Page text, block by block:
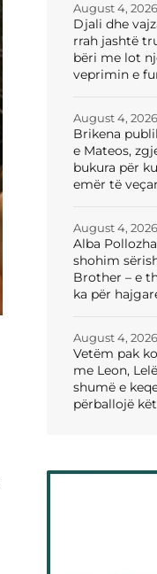
Djali dhe
rrah jashtë
bëri me lot
veprimin e
August 4, 2026
Brikena
e Mateos,
bukura për
emër të
August 4, 2026
Alba
shohim
Brother – e
ka për
August 4, 2026
Vetëm pak
me Leon,
shumë e
përballojë
August 4, 2026